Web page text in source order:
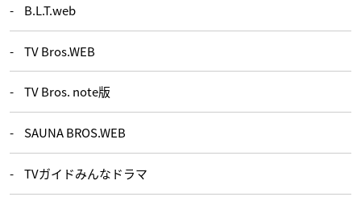
B.L.T.web
TV Bros.WEB
TV Bros. note版
SAUNA BROS.WEB
TVガイドみんなドラマ